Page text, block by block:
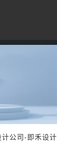
公司-即禾设计